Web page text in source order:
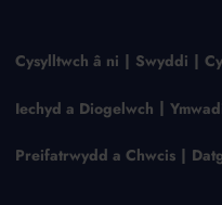
Cysylltwch â ni Swyddi
Iechyd a Diogelwch
Preifatrwydd a Chwcis